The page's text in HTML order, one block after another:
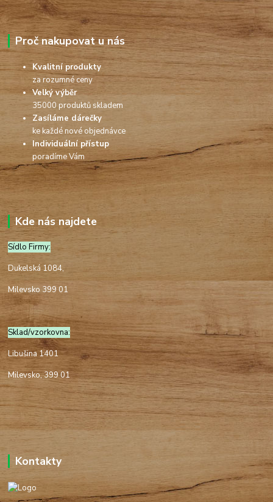
Proč nakupovat u nás
Kvalitní produkty
za rozumné ceny
Velký výběr
35000 produktů skladem
Zasíláme dárečky
ke každé nové objednávce
Individuální přístup
poradíme Vám
Kde nás najdete
Sídlo Firmy:
Dukelská 1084,
Milevsko 399 01
Sklad/vzorkovna:
Libušina 1401
Milevsko, 399 01
Kontakty